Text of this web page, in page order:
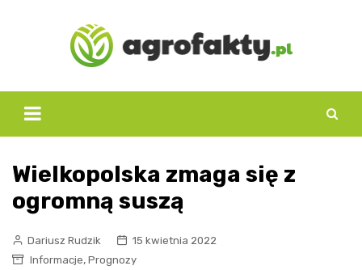
Wielkopolska zmaga się z
ogromną suszą
Dariusz Rudzik
15 kwietnia 2022
Informacje, Prognozy